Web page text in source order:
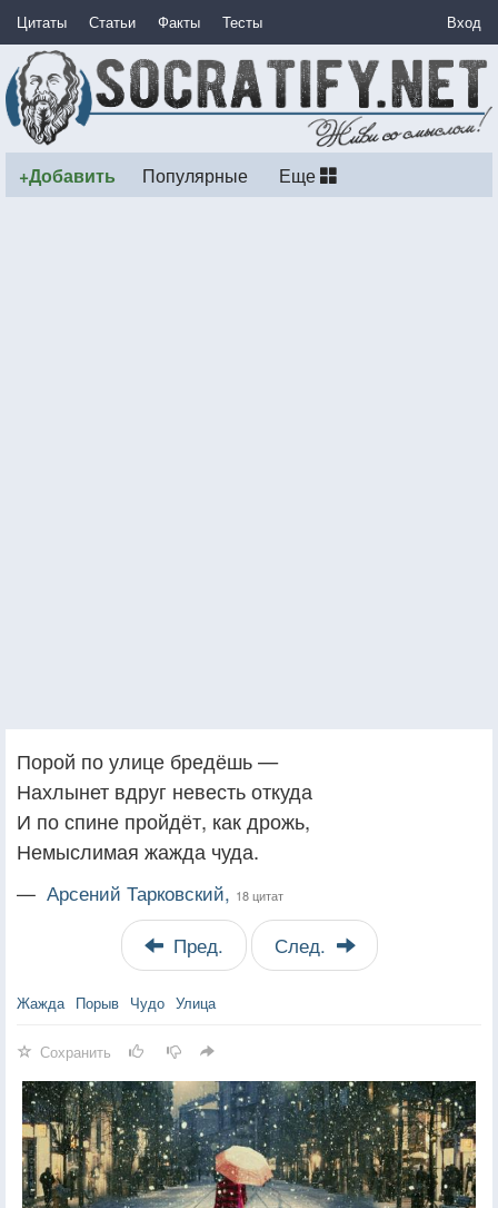
Цитаты Статьи Факты Тесты Вход
+Добавить Популярные Еще
Порой по улице бредёшь —
Нахлынет вдруг невесть откуда
И по спине пройдёт, как дрожь,
Немыслимая жажда чуда.
— Арсений Тарковский, 18 цитат
Пред. След.
Жажда Порыв Чудо Улица
Сохранить